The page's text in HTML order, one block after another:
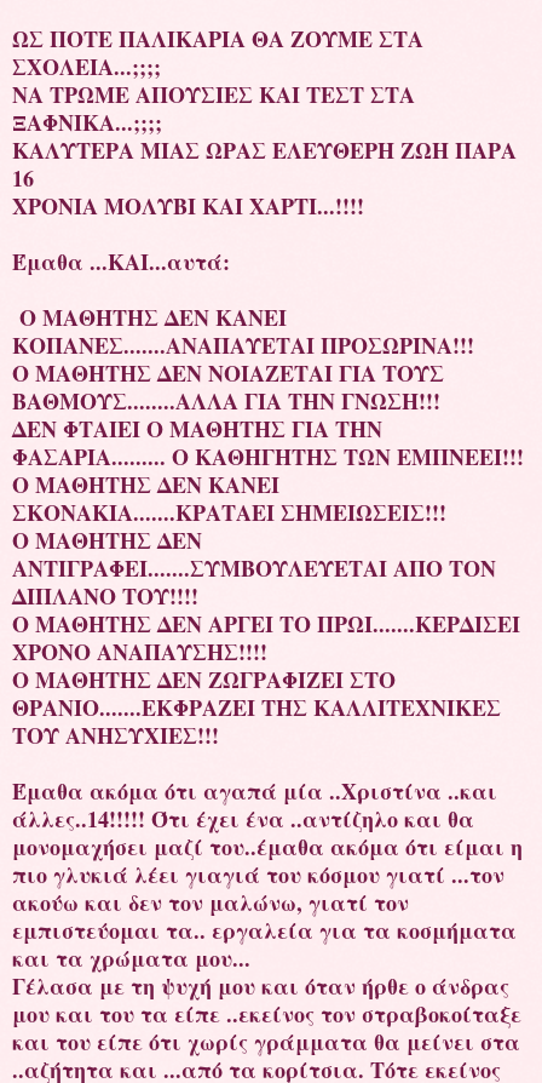
ΩΣ ΠΟΤΕ ΠΑΛΙΚΑΡΙΑ ΘΑ ΖΟΥΜΕ ΣΤΑ
ΣΧΟΛΕΙΑ...;;;;
ΝΑ ΤΡΩΜΕ ΑΠΟΥΣΙΕΣ ΚΑΙ ΤΕΣΤ ΣΤΑ
ΞΑΦΝΙΚΑ...;;;;
ΚΑΛΥΤΕΡΑ ΜΙΑΣ ΩΡΑΣ ΕΛΕΥΘΕΡΗ ΖΩΗ ΠΑΡΑ
16
ΧΡΟΝΙΑ ΜΟΛΥΒΙ ΚΑΙ ΧΑΡΤΙ...!!!!
Έμαθα ...ΚΑΙ...αυτά:
Ο ΜΑΘΗΤΗΣ ΔΕΝ ΚΑΝΕΙ
ΚΟΠΑΝΕΣ.......ΑΝΑΠΑΥΕΤΑΙ ΠΡΟΣΩΡΙΝΑ!!!
Ο ΜΑΘΗΤΗΣ ΔΕΝ ΝΟΙΑΖΕΤΑΙ ΓΙΑ ΤΟΥΣ
ΒΑΘΜΟΥΣ........ΑΛΛΑ ΓΙΑ ΤΗΝ ΓΝΩΣΗ!!!
ΔΕΝ ΦΤΑΙΕΙ Ο ΜΑΘΗΤΗΣ ΓΙΑ ΤΗΝ
ΦΑΣΑΡΙΑ......... Ο ΚΑΘΗΓΗΤΗΣ ΤΩΝ ΕΜΠΝΕΕΙ!!!
Ο ΜΑΘΗΤΗΣ ΔΕΝ ΚΑΝΕΙ
ΣΚΟΝΑΚΙΑ.......ΚΡΑΤΑΕΙ ΣΗΜΕΙΩΣΕΙΣ!!!
Ο ΜΑΘΗΤΗΣ ΔΕΝ
ΑΝΤΙΓΡΑΦΕΙ.......ΣΥΜΒΟΥΛΕΥΕΤΑΙ ΑΠΟ ΤΟΝ
ΔΙΠΛΑΝΟ ΤΟΥ!!!!
Ο ΜΑΘΗΤΗΣ ΔΕΝ ΑΡΓΕΙ ΤΟ ΠΡΩΙ.......ΚΕΡΔΙΣΕΙ
ΧΡΟΝΟ ΑΝΑΠΑΥΣΗΣ!!!!
Ο ΜΑΘΗΤΗΣ ΔΕΝ ΖΩΓΡΑΦΙΖΕΙ ΣΤΟ
ΘΡΑΝΙΟ.......ΕΚΦΡΑΖΕΙ ΤΗΣ ΚΑΛΛΙΤΕΧΝΙΚΕΣ
ΤΟΥ ΑΝΗΣΥΧΙΕΣ!!!
Έμαθα ακόμα ότι αγαπά μία ..Χριστίνα ..και
άλλες..14!!!!! Ότι έχει ένα ..αντίζηλο και θα
μονομαχήσει μαζί του..έμαθα ακόμα ότι είμαι η
πιο γλυκιά λέει γιαγιά του κόσμου γιατί ...τον
ακούω και δεν τον μαλώνω, γιατί τον
εμπιστεύομαι τα.. εργαλεία για τα κοσμήματα
και τα χρώματα μου...
Γέλασα με τη ψυχή μου και όταν ήρθε ο άνδρας
μου και του τα είπε ..εκείνος τον στραβοκοίταξε
και του είπε ότι χωρίς γράμματα θα μείνει στα
..αζήτητα και ...από τα κορίτσια. Τότε εκείνος